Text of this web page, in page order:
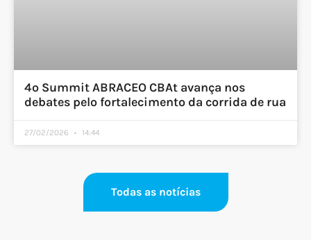
4º Summit ABRACEO CBAt avança nos
debates pelo fortalecimento da corrida de rua
27/02/2026 14:44
Todas as notícias